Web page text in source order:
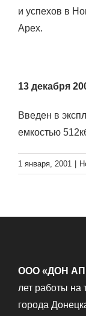
и успехов в
Apex.
13 декабря
Введен в
емкостью
1 января, 2001
ООО «ДОН
лет работы на
города